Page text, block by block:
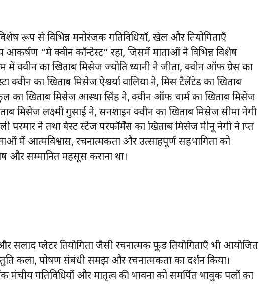
रूप से विभिन्न मनोरंजक गतिविधियाँ, खेल और प्रतियोगिताएँ
“मे क्वीन कॉन्टेस्ट” रहा, जिसमें माताओं ने विभिन्न विशेष
में क्वीन का खिताब मिसेज ज्योति ध्यानी ने जीता, क्वीन ऑफ ग्रेस का
क्वीन का खिताब मिसेज ऐश्वर्या वालिया ने, मिस टैलेंटेड का खिताब
का खिताब मिसेज आस्था सिंह ने, क्वीन ऑफ चार्म का खिताब मिसेज
मिसेज लक्ष्मी गुसाईं ने, सनशाइन क्वीन का खिताब मिसेज सीमा नेगी
ने तथा बेस्ट स्टेज परफॉर्मेंस का खिताब मिसेज मीनू नेगी ने प्राप्त
में आत्मविश्वास, रचनात्मकता और उत्साहपूर्ण सहभागिता को
और सम्मानित महसूस कराना था।
और सलाद प्लेटर प्रतियोगिता जैसी रचनात्मक फूड प्रतियोगिताएँ भी आयोजित
कला, पोषण संबंधी समझ और रचनात्मकता का प्रदर्शन किया।
मंचीय गतिविधियों और मातृत्व की भावना को समर्पित भावुक पलों का